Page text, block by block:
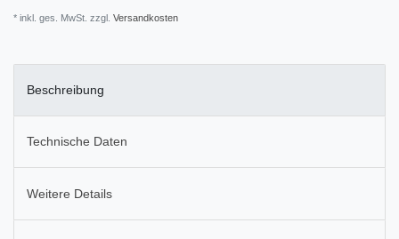
* inkl. ges. MwSt. zzgl. Versandkosten
Beschreibung
Technische Daten
Weitere Details